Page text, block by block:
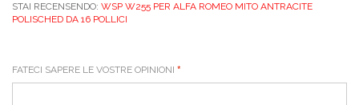
STAI RECENSENDO: WSP W255 PER ALFA ROMEO MITO ANTRACITE
POLISCHED DA 16 POLLICI
FATECI SAPERE LE VOSTRE OPINIONI